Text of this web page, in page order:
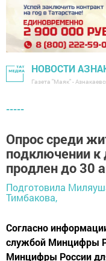
НОВОСТИ
Газета "Маяк" -
-----
Опрос среди
подключении
продлен до 30
Подготовила
Тимбакова,
Согласно
службой Минцифры
Минцифры России